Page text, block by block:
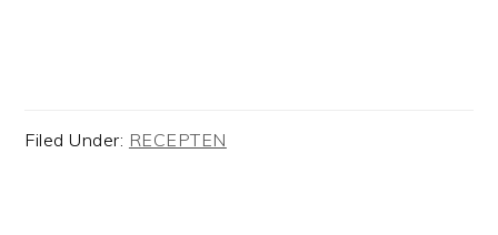
Filed Under: RECEPTEN